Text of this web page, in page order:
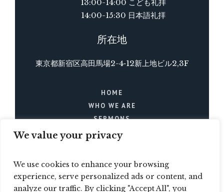
We value your privacy
We use cookies to enhance your browsing
experience, serve personalized ads or content, and
analyze our traffic. By clicking "Accept All", you
13:00-14:00 こども礼拝
14:00-15:30 日本語礼拝
所在地
東京都新宿区高田馬場2-4‐12新上地ビル2,3F
HOME
WHO WE ARE
SERMONS
BLOG